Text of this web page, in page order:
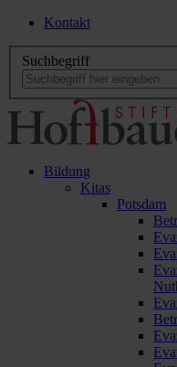
Kontakt
Suchbegriff
Bildung
Kitas
Potsdam